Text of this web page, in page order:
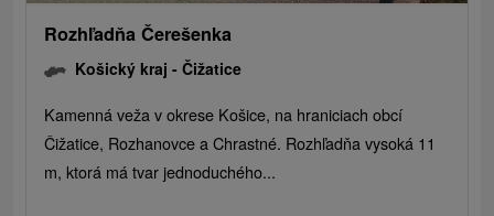
Rozhľadňa Čerešenka
Košický kraj -Čižatice
Kamenná veža v okrese Košice, na hraniciach obcí
Čižatice, Rozhanovce a Chrastné. Rozhľadňa vysoká 11
m, ktorá má tvar jednoduchého...